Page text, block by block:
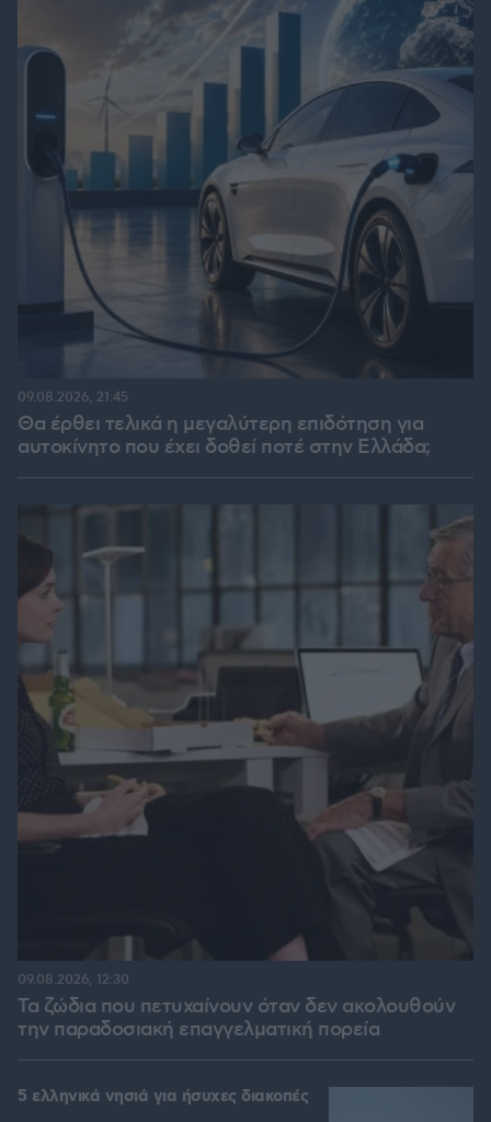
Θα έρθει τελικά η μεγαλύτερη επιδότηση για
αυτοκίνητο που έχει δοθεί ποτέ στην Ελλάδα;
09.08.2026, 21:45
Τα ζώδια που πετυχαίνουν όταν δεν ακολουθούν
την παραδοσιακή επαγγελματική πορεία
09.08.2026, 12:30
5 ελληνικά νησιά για ήσυχες διακοπές